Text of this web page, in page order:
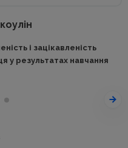
і зацікавленість
у результатах навчання